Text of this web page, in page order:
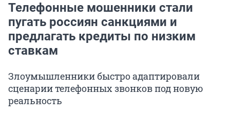
Телефонные мошенники стали
пугать россиян санкциями и
предлагать кредиты по низким
ставкам
Злоумышленники быстро адаптировали
сценарии телефонных звонков под новую
реальность